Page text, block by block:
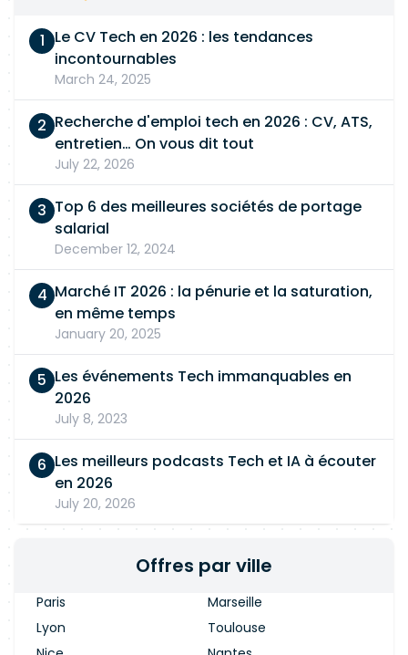
Le CV Tech en 2026 : les tendances
incontournables
March 24, 2025
Recherche d'emploi tech en 2026 : CV, ATS,
entretien… On vous dit tout
July 22, 2026
Top 6 des meilleures sociétés de portage
salarial
December 12, 2024
Marché IT 2026 : la pénurie et la saturation,
en même temps
January 20, 2025
Les événements Tech immanquables en
2026
July 8, 2023
Les meilleurs podcasts Tech et IA à écouter
en 2026
July 20, 2026
Offres par ville
Paris
Marseille
Lyon
Toulouse